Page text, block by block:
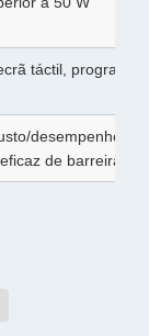
táctil,
desempenho,
de barreiras e